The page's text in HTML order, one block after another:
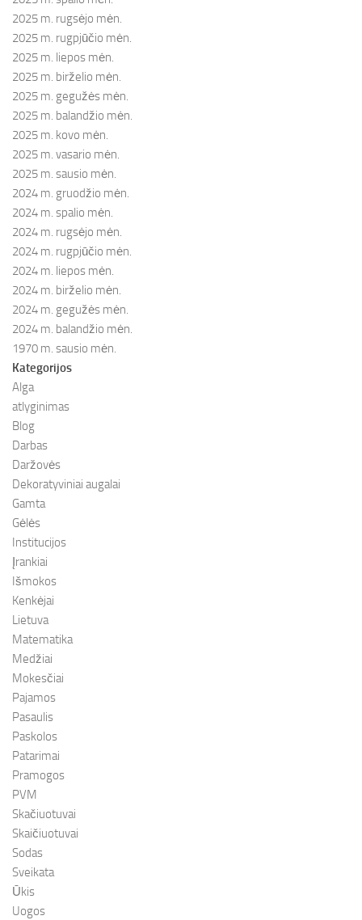
2025 m. rugsėjo mėn.
2025 m. rugpjūčio mėn.
2025 m. liepos mėn.
2025 m. birželio mėn.
2025 m. gegužės mėn.
2025 m. balandžio mėn.
2025 m. kovo mėn.
2025 m. vasario mėn.
2025 m. sausio mėn.
2024 m. gruodžio mėn.
2024 m. spalio mėn.
2024 m. rugsėjo mėn.
2024 m. rugpjūčio mėn.
2024 m. liepos mėn.
2024 m. birželio mėn.
2024 m. gegužės mėn.
2024 m. balandžio mėn.
1970 m. sausio mėn.
Kategorijos
Alga
atlyginimas
Blog
Darbas
Daržovės
Dekoratyviniai augalai
Gamta
Gėlės
Institucijos
Įrankiai
Išmokos
Kenkėjai
Lietuva
Matematika
Medžiai
Mokesčiai
Pajamos
Pasaulis
Paskolos
Patarimai
Pramogos
PVM
Skačiuotuvai
Skaičiuotuvai
Sodas
Sveikata
Ūkis
Uogos